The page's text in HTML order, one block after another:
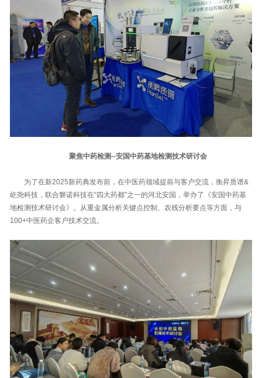
聚焦中药检测--安国中药基地检测技术研讨会
为了在新2025新药典发布前，在中医药领域提前与客户交流，衡昇质谱&
屹尧科技，联合磐诺科技在“四大药都”之一的河北安国，举办了《安国中药基
地检测技术研讨会》。从重金属分析关键点控制、农残分析要点等方面，与
100+中医药企客户技术交流。